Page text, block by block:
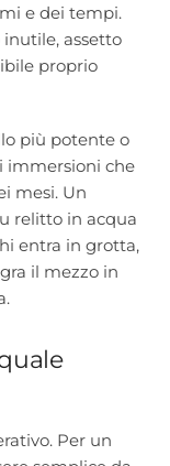
e dei tempi.
assetto
proprio
più potente o
immersioni che
mesi. Un
relitto in acqua
entra in grotta,
il mezzo in
Per un